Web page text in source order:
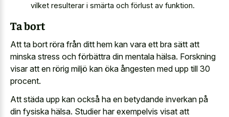
vilket resulterar i smärta och förlust av funktion.
Ta bort
Att ta bort röra från ditt hem kan vara ett bra sätt att
minska stress och förbättra din mentala hälsa. Forskning
visar att en rörig miljö kan öka ångesten med upp till 30
procent.
Att städa upp kan också ha en betydande inverkan på
din fysiska hälsa. Studier har exempelvis visat att